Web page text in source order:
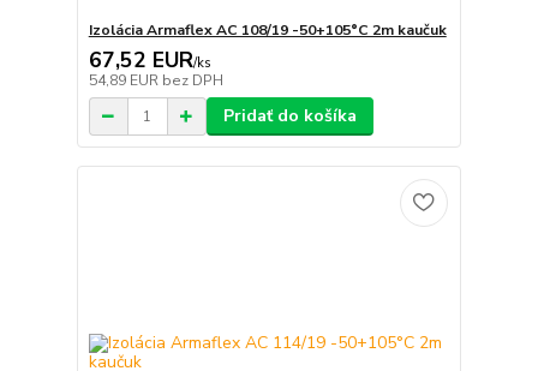
Izolácia Armaflex AC 108/19 -50+105°C 2m kaučuk
67,52 EUR/ks
54,89 EUR bez DPH
Pridať do košíka